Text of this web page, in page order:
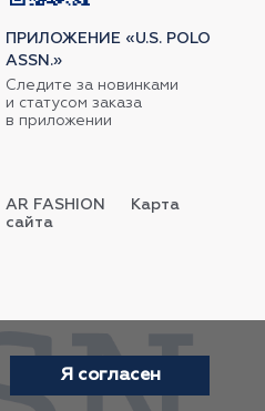
ПРИЛОЖЕНИЕ «U.S. POLO
ASSN.»
Следите за новинками
и статусом заказа
в приложении
AR FASHION
Карта
сайта
Я согласен